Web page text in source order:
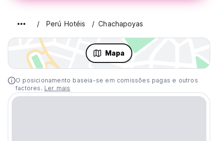
Perú Hotéis Chachapoyas
Mapa
O posicionamento baseia-se em comissões pagas e outros
factores. Ler mais